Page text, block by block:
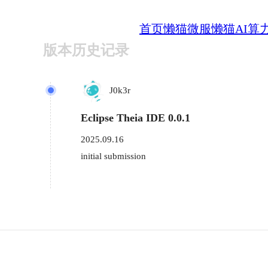
首页懒猫微服懒猫AI算
版本历史记录
J0k3r
Eclipse Theia IDE 0.0.1
2025.09.16
initial submission